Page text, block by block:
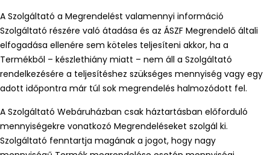
A Szolgáltató a Megrendelést valamennyi információ
Szolgáltató részére való átadása és az ÁSZF Megrendelő általi
elfogadása ellenére sem köteles teljesíteni akkor, ha a
Termékből – készlethiány miatt – nem áll a Szolgáltató
rendelkezésére a teljesítéshez szükséges mennyiség vagy egy
adott időpontra már túl sok megrendelés halmozódott fel.
A Szolgáltató Webáruházban csak háztartásban előforduló
mennyiségekre vonatkozó Megrendeléseket szolgál ki.
Szolgáltató fenntartja magának a jogot, hogy nagy